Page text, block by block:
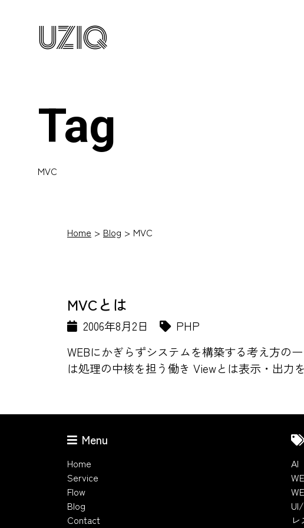
UZIQ
Tag
MVC
Home Blog MVC
MVCとは
2006年8月2日
PHP
WEBにかぎらずシステムを構築する考え方の
は処理の中核を担う働き Viewとは表示・出
Menu
Home
Service
Flow
Blog
Contact
AI